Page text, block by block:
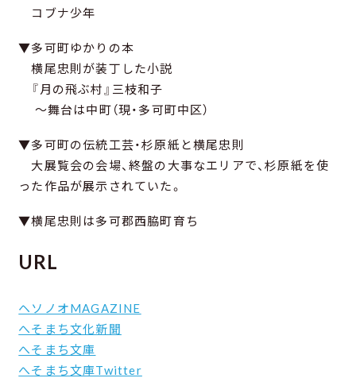
コブナ少年
▼多可町ゆかりの本
横尾忠則が装丁した小説
『月の飛ぶ村』三枝和子
～舞台は中町（現・多可町中区）
▼多可町の伝統工芸・杉原紙と横尾忠則
大展覧会の会場、終盤の大事なエリアで、杉原紙を使
った作品が展示されていた。
▼横尾忠則は多可郡西脇町育ち
URL
ヘソノオMAGAZINE
へそまち文化新聞
へそまち文庫
へそまち文庫Twitter